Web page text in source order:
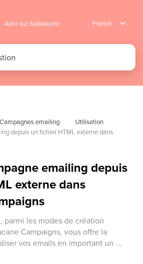
Aller sur Sarbacane
Campagnes emailing
Utilisation
depuis un fichier HTML externe dans
emailing depuis
externe dans
parmi les modes de création
Campaigns, vous offre la
vos emails en important un ...